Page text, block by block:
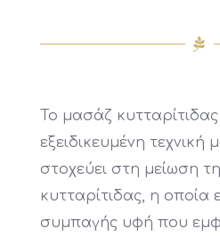
Το μασάζ κυτταρίτιδας
εξειδικευμένη
στοχεύει στη μείωση
κυτταρίτιδας, η οποία
συμπαγής υφή που